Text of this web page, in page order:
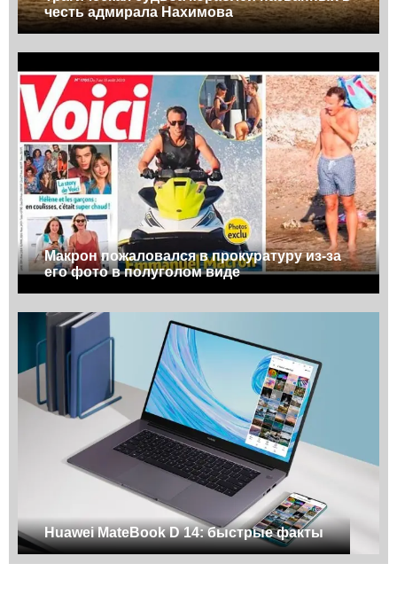
честь адмирала Нахимова
Макрон пожаловался в прокуратуру из-за
его фото в полуголом виде
Huawei MateBook D 14: быстрые факты